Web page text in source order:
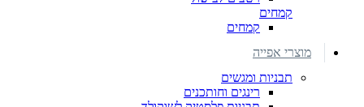
קמחים
קמחים
מוצרי אפייה
תבניות ומגשים
רינגים וחותכנים